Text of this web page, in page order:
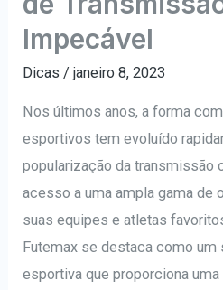
Impecável
Dicas /janeiro 8, 2023
Nos últimos anos, a forma
esportivos tem evoluído
popularização da transmissão
acesso a uma ampla gama de
suas equipes e atletas
Futemax se destaca como
esportiva que proporciona